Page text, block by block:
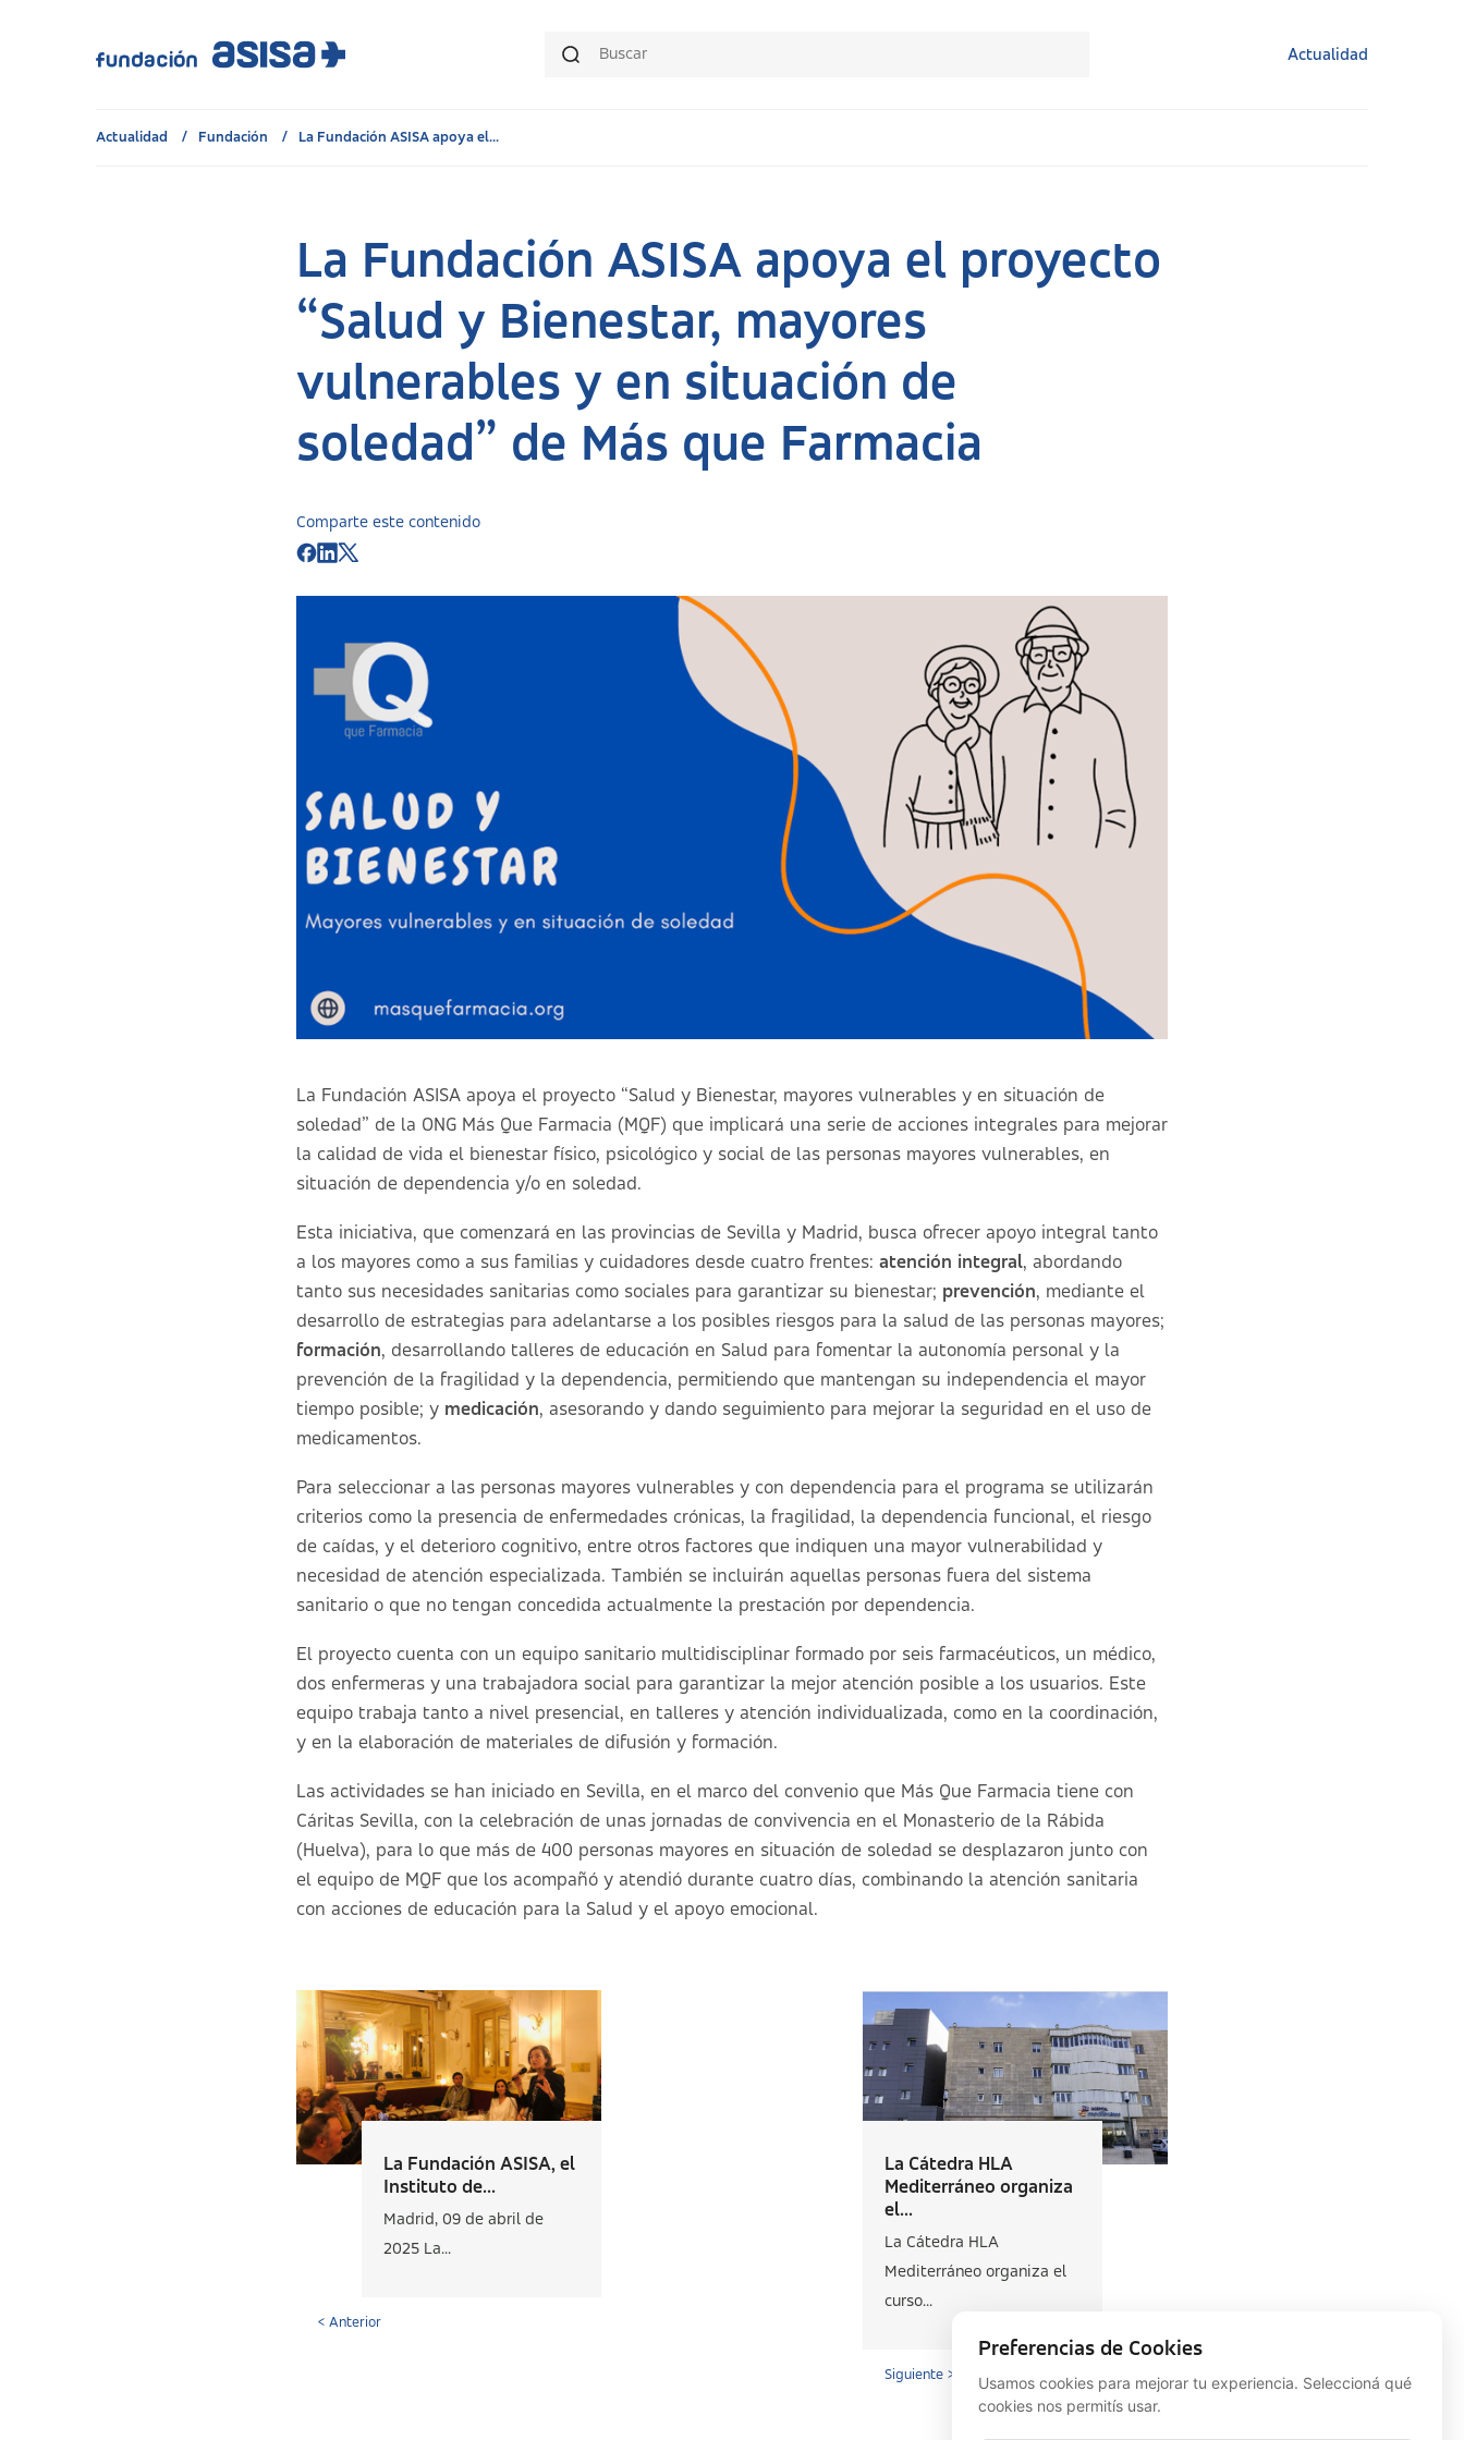
Actualidad
Actualidad Fundación La Fundación ASISA apoya el...
La Fundación ASISA apoya el proyecto
“Salud y Bienestar, mayores
vulnerables y en situación de
soledad” de Más que Farmacia
Comparte este contenido
La Fundación ASISA apoya el proyecto “Salud y Bienestar, mayores vulnerables y en situación de
soledad” de la ONG Más Que Farmacia (MQF) que implicará una serie de acciones integrales para mejorar
la calidad de vida el bienestar físico, psicológico y social de las personas mayores vulnerables, en
situación de dependencia y/o en soledad.
Esta iniciativa, que comenzará en las provincias de Sevilla y Madrid, busca ofrecer apoyo integral tanto
a los mayores como a sus familias y cuidadores desde cuatro frentes: atención integral, abordando
tanto sus necesidades sanitarias como sociales para garantizar su bienestar; prevención, mediante el
desarrollo de estrategias para adelantarse a los posibles riesgos para la salud de las personas mayores;
formación, desarrollando talleres de educación en Salud para fomentar la autonomía personal y la
prevención de la fragilidad y la dependencia, permitiendo que mantengan su independencia el mayor
tiempo posible; y medicación, asesorando y dando seguimiento para mejorar la seguridad en el uso de
medicamentos.
Para seleccionar a las personas mayores vulnerables y con dependencia para el programa se utilizarán
criterios como la presencia de enfermedades crónicas, la fragilidad, la dependencia funcional, el riesgo
de caídas, y el deterioro cognitivo, entre otros factores que indiquen una mayor vulnerabilidad y
necesidad de atención especializada. También se incluirán aquellas personas fuera del sistema
sanitario o que no tengan concedida actualmente la prestación por dependencia.
El proyecto cuenta con un equipo sanitario multidisciplinar formado por seis farmacéuticos, un médico,
dos enfermeras y una trabajadora social para garantizar la mejor atención posible a los usuarios. Este
equipo trabaja tanto a nivel presencial, en talleres y atención individualizada, como en la coordinación,
y en la elaboración de materiales de difusión y formación.
Las actividades se han iniciado en Sevilla, en el marco del convenio que Más Que Farmacia tiene con
Cáritas Sevilla, con la celebración de unas jornadas de convivencia en el Monasterio de la Rábida
(Huelva), para lo que más de 400 personas mayores en situación de soledad se desplazaron junto con
el equipo de MQF que los acompañó y atendió durante cuatro días, combinando la atención sanitaria
con acciones de educación para la Salud y el apoyo emocional.
La Fundación ASISA, el
Instituto de...
Madrid, 09 de abril de
2025 La...
< Anterior
La Cátedra HLA
Mediterráneo organiza
el...
La Cátedra HLA
Mediterráneo organiza el
curso...
Siguiente >
Preferencias de Cookies
Usamos cookies para mejorar tu experiencia. Seleccioná qué
cookies nos permitís usar.